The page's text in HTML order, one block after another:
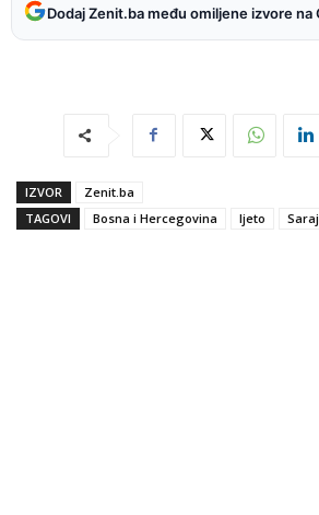
Dodaj Zenit.ba među omiljene izvore na
IZVOR
Zenit.ba
TAGOVI
Bosna i Hercegovina ljeto